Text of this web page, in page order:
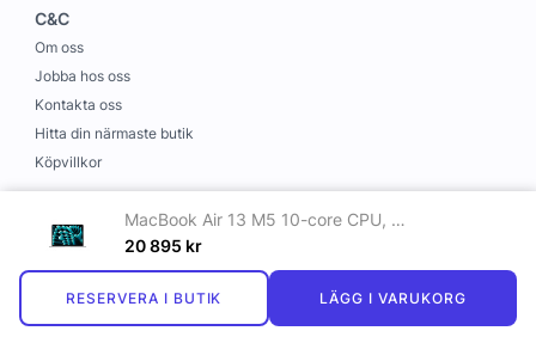
MacBook Air 13 M5 10-core CPU, 10-core GPU/16GB/1TB SSD - silver
20 895 kr
RESERVERA I BUTIK LÄGG I VARUKORG
C&C
Om oss
Jobba hos oss
Kontakta oss
Hitta din närmaste butik
Köpvillkor
Information
Leverans och betalning
Cookies
Personuppgiftspolicy